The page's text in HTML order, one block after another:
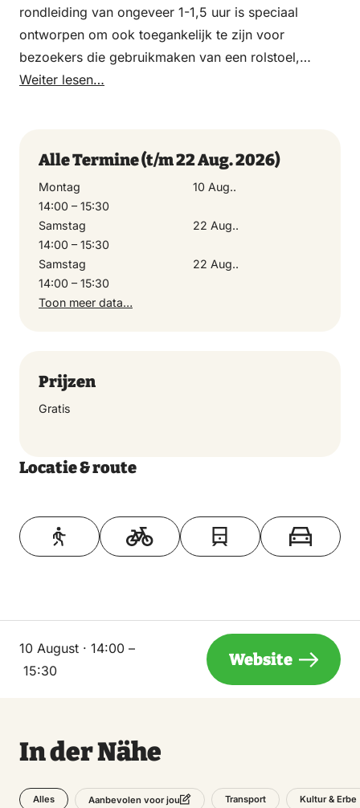
rondleiding van ongeveer 1-1,5 uur is speciaal
ontworpen om ook toegankelijk te zijn voor
bezoekers die gebruikmaken van een rolstoel,
rollator of scootmobiel. Reserveren noodzakelijk.
tickets vóór 14.00 uur scannen bij de kassa in het
kasteel (museum). Tickets Volwassenen € 6,00
Kinderen 4 t/m 18 jaar € 5,00 Kinderen t/m 3 jaar
Gratis
Weiter lesen…
Alle Termine(t/m 22 Aug. 2026)
Montag
10 Aug..
14:00 – 15:30
Samstag
22 Aug..
14:00 – 15:30
Samstag
22 Aug..
14:00 – 15:30
Toon meer data…
Prijzen
Gratis
Locatie & route
Toon op kaart
10 August · 14:00 –
15:30
Website
In der Nähe
Alles Aanbevolen voor jou Transport Kultur & Erbe